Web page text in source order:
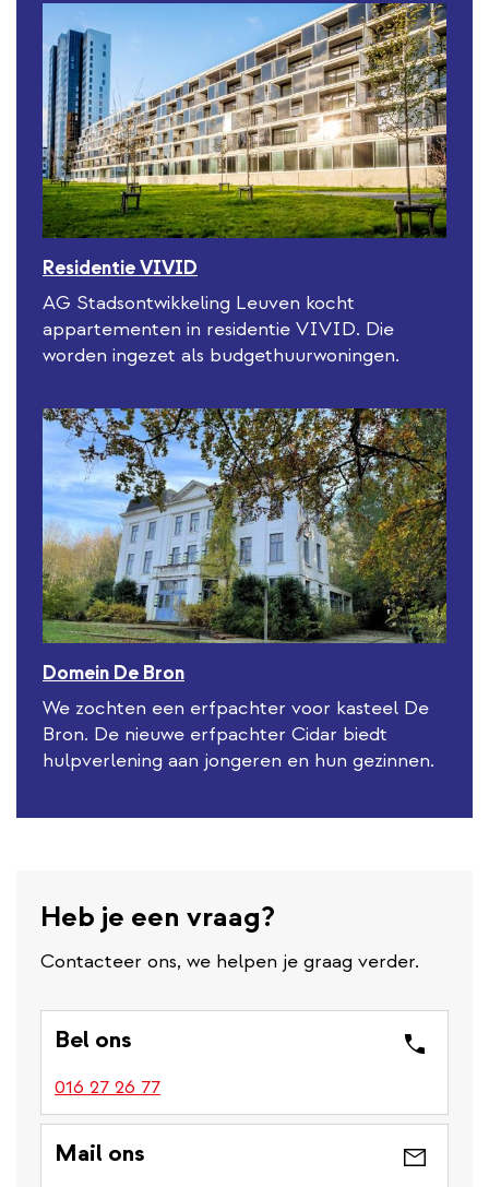
Residentie VIVID
AG Stadsontwikkeling Leuven kocht
appartementen in residentie VIVID. Die
worden ingezet als budgethuurwoningen.
Domein De Bron
We zochten een erfpachter voor kasteel De
Bron. De nieuwe erfpachter Cidar biedt
hulpverlening aan jongeren en hun gezinnen.
Heb je een vraag?
Contacteer ons, we helpen je graag verder.
Bel ons
016 27 26 77
Mail ons